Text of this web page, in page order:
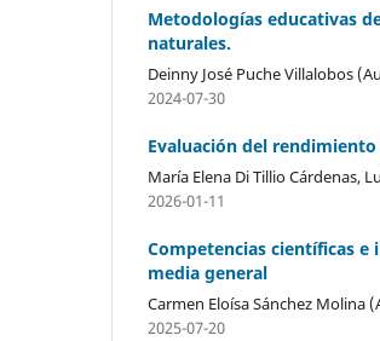
Metodologías educativas
naturales.
Deinny José Puche Villalobos
2024-07-30
Evaluación del rendimiento
María Elena Di Tillio Cárdenas,
2026-01-11
Competencias científicas
media general
Carmen Eloísa Sánchez Molina
2025-07-20